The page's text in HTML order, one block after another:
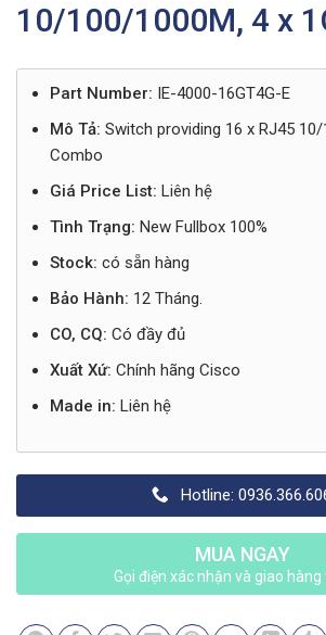
10/100/1000M, 4 x
Part Number: IE-4000-16GT4G-E
Mô Tả: Switch providing 16 x RJ45
Combo
Giá Price List: Liên hệ
Tình Trạng: New Fullbox 100%
Stock: có sẵn hàng
Bảo Hành: 12 Tháng.
CO, CQ: Có đầy đủ
Xuất Xứ: Chính hãng Cisco
Made in: Liên hệ
Hotline:
MUA NGAY
Gọi điện xác nhận và giao hàng